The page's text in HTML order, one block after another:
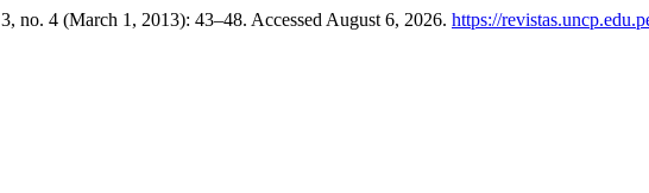
3, no. 4 (March 1, 2013): 43–48. Accessed August 6, 2026. https://